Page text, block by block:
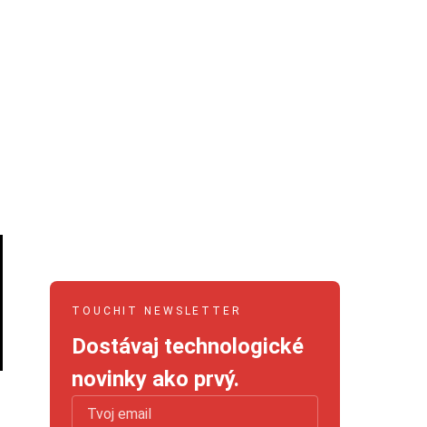
TOUCHIT NEWSLETTER
Dostávaj technologické
novinky ako prvý.